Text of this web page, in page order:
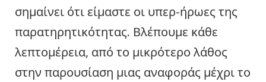
σημαίνει ότι είμαστε οι υπερ-ήρωες της
παρατηρητικότητας. Βλέπουμε κάθε
λεπτομέρεια, από το μικρότερο λάθος
στην παρουσίαση μιας αναφοράς μέχρι το